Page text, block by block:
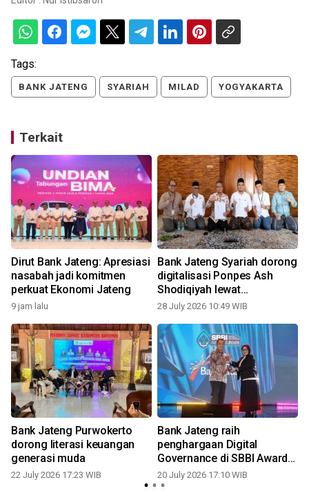
Tags:
BANK JATENG SYARIAH MILAD YOGYAKARTA
Terkait
Dirut Bank Jateng: Apresiasi
nasabah jadi komitmen
perkuat Ekonomi Jateng
9 jam lalu
Bank Jateng Syariah dorong
digitalisasi Ponpes Ash
Shodiqiyah lewat
PesantrenQu
28 July 2026 10:49 WIB
Bank Jateng Purwokerto
dorong literasi keuangan
generasi muda
22 July 2026 17:23 WIB
Bank Jateng raih
penghargaan Digital
Governance di SBBI Awards
2026
20 July 2026 17:10 WIB